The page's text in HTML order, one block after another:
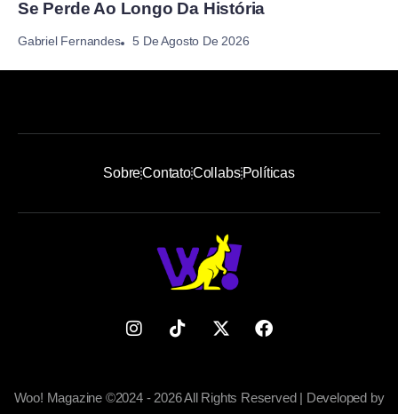
Se Perde Ao Longo Da História
Gabriel Fernandes 5 De Agosto De 2026
SobreContatoCollabsPolíticas
Woo! Magazine ©2024 - 2026 All Rights Reserved | Developed by